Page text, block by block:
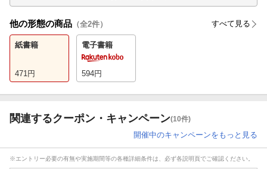
他の形態の商品 （全2件） すべて見る
紙書籍
471 円
電子書籍
594円
関連するクーポン・キャンペーン(10件)
開催中のキャンペーンをもっと見る
※エントリー必要の有無や実施期間等の各種詳細条件は、必ず各説明頁でご確認ください。